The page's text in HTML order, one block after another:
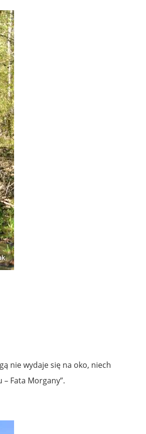
nie wydaje się na oko, niech
Fata Morgany”.